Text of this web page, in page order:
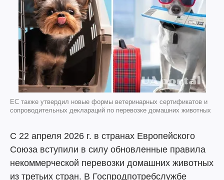
ЕС также утвердил новые формы ветеринарных сертификатов и
сопроводительных деклараций по перевозке домашних животных
С 22 апреля 2026 г. в странах Европейского
Союза вступили в силу обновленные правила
некоммерческой перевозки домашних животных
из третьих стран. В Госпродпотребслужбе